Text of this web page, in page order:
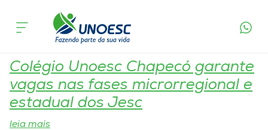
Cursos
Onde estamos
Pesquisa
Tag: Colégio Unoesc
Colégio Unoesc Chapecó garante
vagas nas fases microrregional e
estadual dos Jesc
leia mais